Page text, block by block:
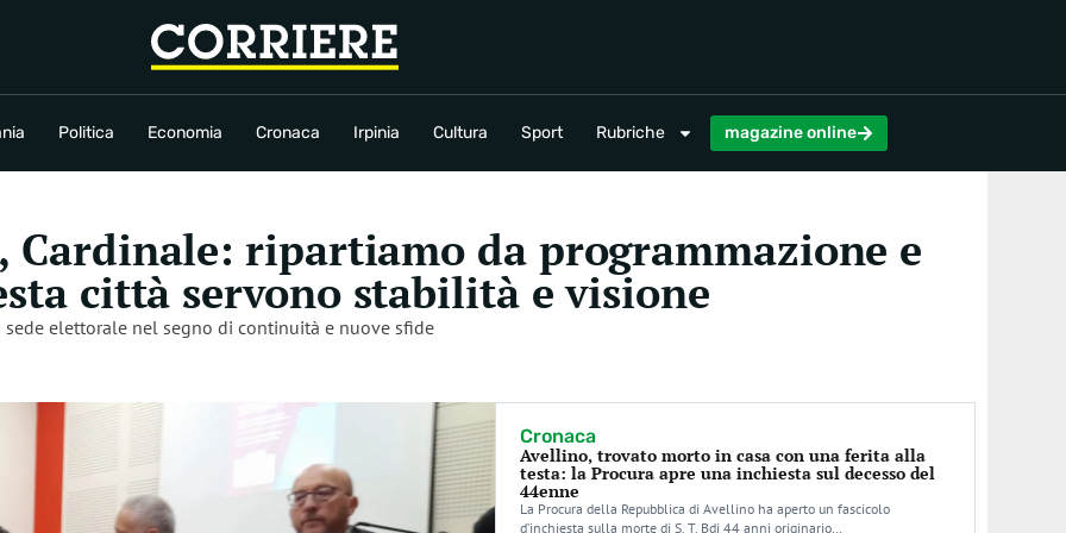
Politica Economia Cronaca Irpinia Cultura Sport Rubriche magazine online
Cronaca Irpinia Sport Rubriche
ripartiamo da programmazione e
città servono stabilità e visione
elettorale nel segno di continuità e nuove sfide
Cronaca
Avellino, trovato morto in casa con una ferita alla
testa: la Procura apre una inchiesta sul decesso del
44enne
La Procura della Repubblica di Avellino ha aperto un fascicolo
d’inchiesta sulla morte di S. T. Bdi 44 anni originario…